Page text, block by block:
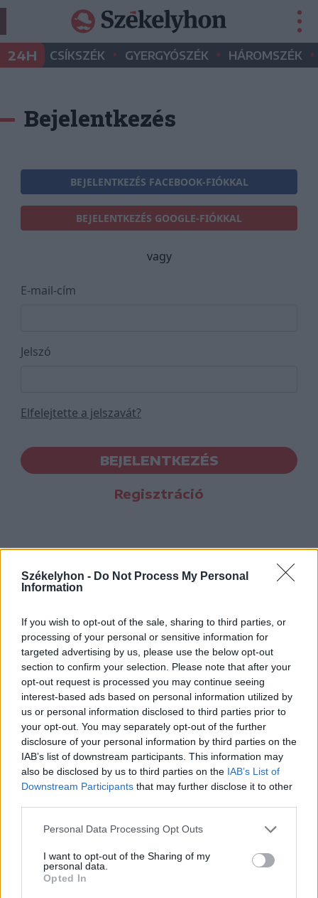
Székelyhon - Do Not Process My Personal
Information
If you wish to opt-out of the sale, sharing to third parties, or
processing of your personal or sensitive information for
targeted advertising by us, please use the below opt-out
section to confirm your selection. Please note that after your
opt-out request is processed you may continue seeing
interest-based ads based on personal information utilized by
us or personal information disclosed to third parties prior to
your opt-out. You may separately opt-out of the further
disclosure of your personal information by third parties on the
IAB’s list of downstream participants. This information may
also be disclosed by us to third parties on the IAB’s List of
Downstream Participants that may further disclose it to other
Personal Data Processing Opt Outs
I want to opt-out of the Sharing of my
personal data.
Opted In
24H CSÍKSZÉK • GYERGYÓSZÉK • HÁROMSZÉK •
Bejelentkezés
BEJELENTKEZÉS FACEBOOK-FIÓKKAL
BEJELENTKEZÉS GOOGLE-FIÓKKAL
vagy
E-mail-cím
Jelszó
Elfelejtette a jelszavát?
BEJELENTKEZÉS
Regisztráció
Hasznos
Impresszum
Szerzői jogok
Adatvédelmi tájékoztató
Cookie-kezelési tájékoztató
Hozzászólási szabályzat
Nyomtatott lapjaink archívuma
Székely Hírmondó archívuma